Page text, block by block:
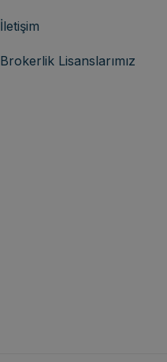
İletişim
Brokerlik Lisanslarımız